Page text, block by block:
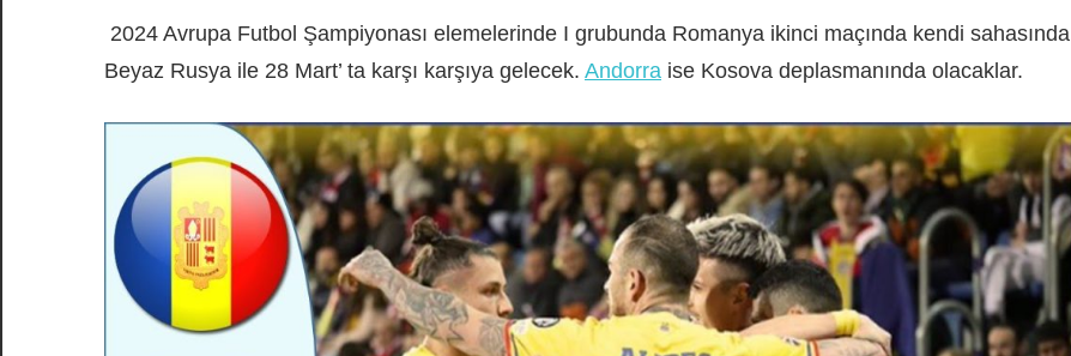
2024 Avrupa Futbol Şampiyonası elemelerinde I grubunda Romanya ikinci maçında kendi sahasında
Beyaz Rusya ile 28 Mart’ ta karşı karşıya gelecek. Andorra ise Kosova deplasmanında olacaklar.